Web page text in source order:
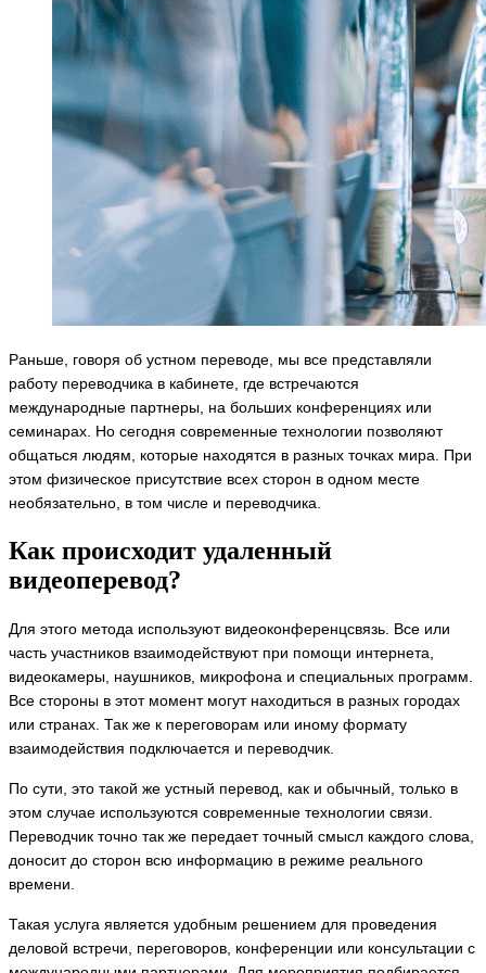
Раньше, говоря об устном переводе, мы все представляли
работу переводчика в кабинете, где встречаются
международные партнеры, на больших конференциях или
семинарах. Но сегодня современные технологии позволяют
общаться людям, которые находятся в разных точках мира. При
этом физическое присутствие всех сторон в одном месте
необязательно, в том числе и переводчика.
Как происходит удаленный
видеоперевод?
Для этого метода используют видеоконференцсвязь. Все или
часть участников взаимодействуют при помощи интернета,
видеокамеры, наушников, микрофона и специальных программ.
Все стороны в этот момент могут находиться в разных городах
или странах. Так же к переговорам или иному формату
взаимодействия подключается и переводчик.
По сути, это такой же устный перевод, как и обычный, только в
этом случае используются современные технологии связи.
Переводчик точно так же передает точный смысл каждого слова,
доносит до сторон всю информацию в режиме реального
времени.
Такая услуга является удобным решением для проведения
деловой встречи, переговоров, конференции или консультации с